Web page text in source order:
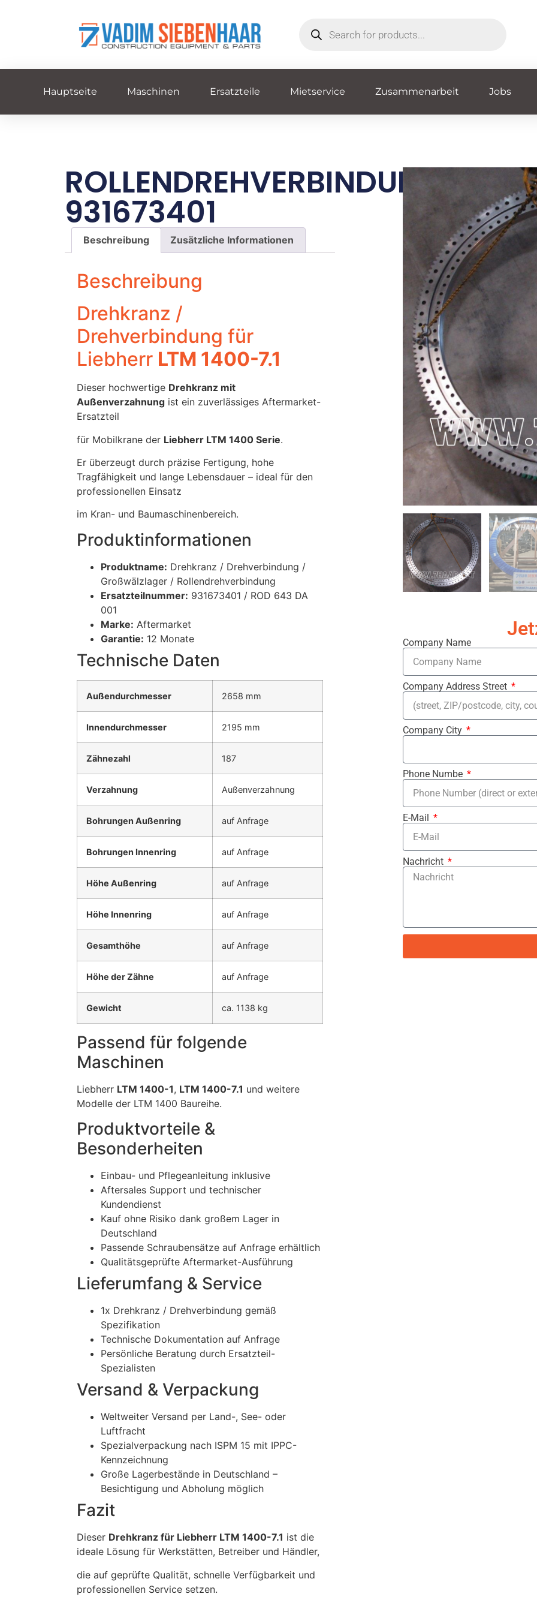
Hauptseite Maschinen Ersatzteile Mietservice Zusammenarbeit Jobs
ROLLENDREHVERBINDUNG
931673401
Beschreibung Zusätzliche Informationen
Beschreibung
Drehkranz /
Drehverbindung für
Liebherr LTM 1400-7.1
Dieser hochwertige Drehkranz mit
Außenverzahnungist ein zuverlässiges Aftermarket-
Ersatzteil
für Mobilkrane der Liebherr LTM 1400 Serie.
Er überzeugt durch präzise Fertigung, hohe
Tragfähigkeit und lange Lebensdauer – ideal für den
professionellen Einsatz
im Kran- und Baumaschinenbereich.
Produktinformationen
Produktname: Drehkranz / Drehverbindung /
Großwälzlager / Rollendrehverbindung
Ersatzteilnummer: 931673401 / ROD 643 DA
001
Marke: Aftermarket
Garantie: 12 Monate
Technische Daten
Außendurchmesser 2658 mm
Innendurchmesser 2195 mm
Zähnezahl 187
Verzahnung Außenverzahnung
Bohrungen Außenring auf Anfrage
Bohrungen Innenring auf Anfrage
Höhe Außenring auf Anfrage
Höhe Innenring auf Anfrage
Gesamthöhe auf Anfrage
Höhe der Zähne auf Anfrage
Gewicht ca. 1138 kg
Passend für folgende
Maschinen
Liebherr LTM 1400-1, LTM 1400-7.1 und weitere
Modelle der LTM 1400 Baureihe.
Produktvorteile &
Besonderheiten
Einbau- und Pflegeanleitung inklusive
Aftersales Support und technischer
Kundendienst
Kauf ohne Risiko dank großem Lager in
Deutschland
Passende Schraubensätze auf Anfrage erhältlich
Qualitätsgeprüfte Aftermarket-Ausführung
Lieferumfang & Service
1x Drehkranz / Drehverbindung gemäß
Spezifikation
Technische Dokumentation auf Anfrage
Persönliche Beratung durch Ersatzteil-
Spezialisten
Versand & Verpackung
Weltweiter Versand per Land-, See- oder
Luftfracht
Spezialverpackung nach ISPM 15 mit IPPC-
Kennzeichnung
Große Lagerbestände in Deutschland –
Besichtigung und Abholung möglich
Fazit
Dieser Drehkranz für Liebherr LTM 1400-7.1 ist die
ideale Lösung für Werkstätten, Betreiber und Händler,
die auf geprüfte Qualität, schnelle Verfügbarkeit und
professionellen Service setzen.
Company Name
Company Address Street
Company City
Phone Numbe
E-Mail
Nachricht